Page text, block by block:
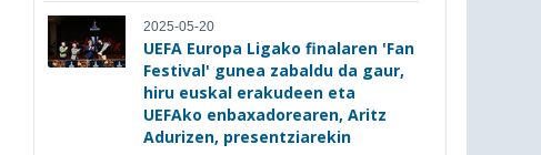
2025-05-20
UEFA Europa Ligako finalaren 'Fan
Festival' gunea zabaldu da gaur,
hiru euskal erakudeen eta
UEFAko enbaxadorearen, Aritz
Adurizen, presentziarekin